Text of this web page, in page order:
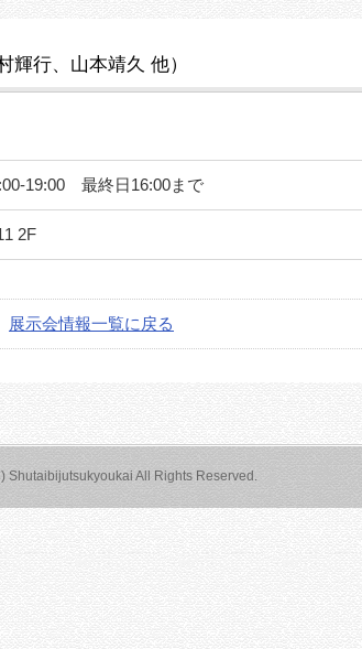
行、山本靖久 他）
19:00 最終日16:00まで
2F
展示会情報一覧に戻る
Shutaibijutsukyoukai All Rights Reserved.